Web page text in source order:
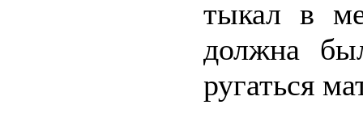
тыкал в
должна
ругаться